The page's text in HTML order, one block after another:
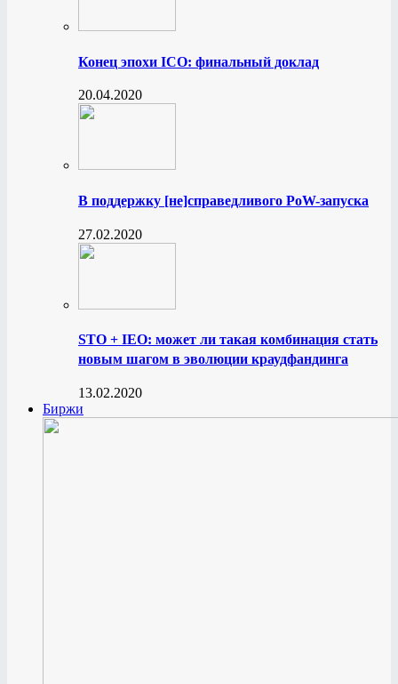
Конец эпохи ICO: финальный доклад
20.04.2020
В поддержку [не]справедливого PoW-запуска
27.02.2020
STO + IEO: может ли такая комбинация стать
новым шагом в эволюции краудфандинга
13.02.2020
Биржи